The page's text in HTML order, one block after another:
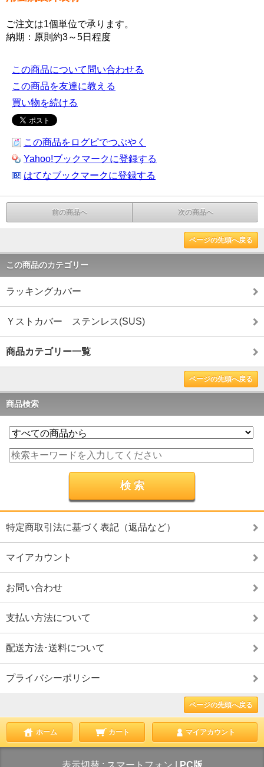
ご注文は1個単位で承ります。
納期：原則約3～5日程度
この商品について問い合わせる
この商品を友達に教える
買い物を続ける
この商品をログピでつぶやく
Yahoo!ブックマークに登録する
はてなブックマークに登録する
前の商品へ 次の商品へ
ページの先頭へ戻る
この商品のカテゴリー
ラッキングカバー
Ｙストカバー ステンレス(SUS)
商品カテゴリー一覧
ページの先頭へ戻る
商品検索
特定商取引法に基づく表記（返品など）
マイアカウント
お問い合わせ
支払い方法について
配送方法･送料について
プライバシーポリシー
ページの先頭へ戻る
ホーム カート マイアカウント
表示切替 : スマートフォン PC版